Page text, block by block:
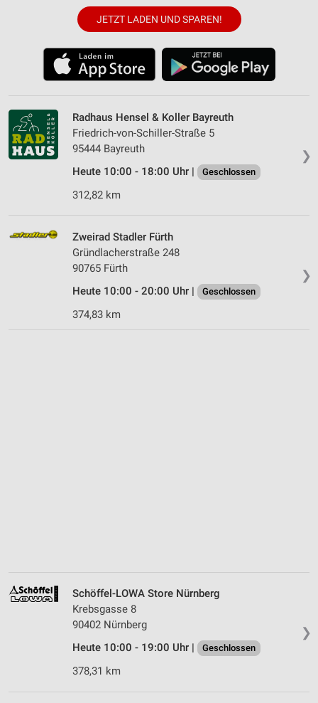
JETZT LADEN UND SPAREN!
❯
Radhaus Hensel & Koller Bayreuth
Friedrich-von-Schiller-Straße 5
95444 Bayreuth
Heute 10:00 - 18:00 Uhr |
Geschlossen
312,82 km
❯
Zweirad Stadler Fürth
Gründlacherstraße 248
90765 Fürth
Heute 10:00 - 20:00 Uhr |
Geschlossen
374,83 km
❯
Schöffel-LOWA Store Nürnberg
Krebsgasse 8
90402 Nürnberg
Heute 10:00 - 19:00 Uhr |
Geschlossen
378,31 km